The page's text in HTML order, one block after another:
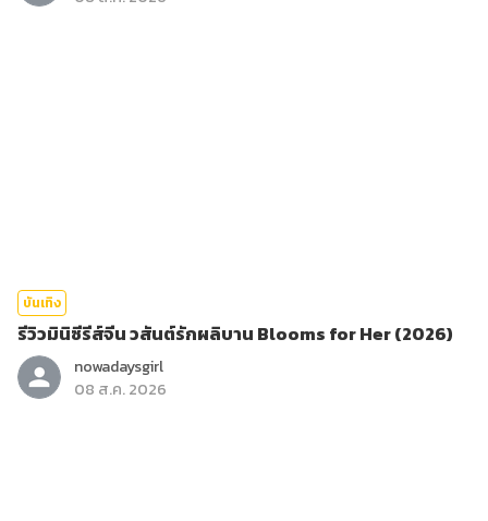
บันเทิง
รีวิวมินิซีรีส์จีน วสันต์รักผลิบาน Blooms for Her (2026)
nowadaysgirl
08 ส.ค. 2026